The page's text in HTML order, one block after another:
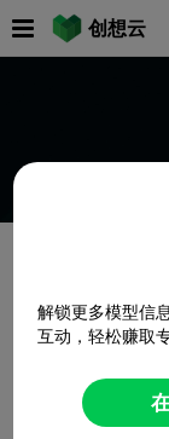
创想云
解锁更多模型信
互动，轻松赚取